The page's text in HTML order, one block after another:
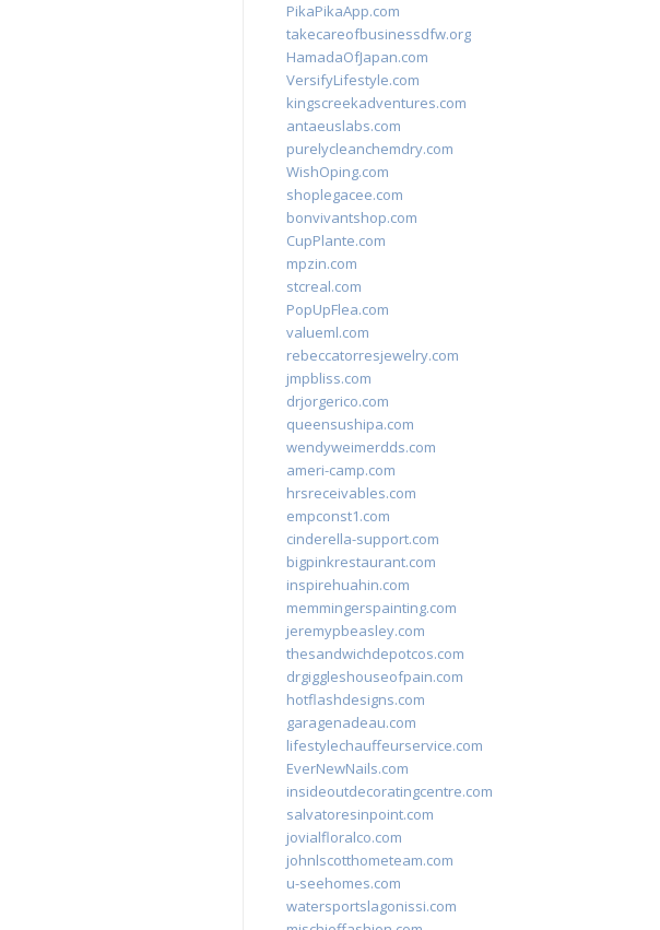
PikaPikaApp.com
takecareofbusinessdfw.org
HamadaOfJapan.com
VersifyLifestyle.com
kingscreekadventures.com
antaeuslabs.com
purelycleanchemdry.com
WishOping.com
shoplegacee.com
bonvivantshop.com
CupPlante.com
mpzin.com
stcreal.com
PopUpFlea.com
valueml.com
rebeccatorresjewelry.com
jmpbliss.com
drjorgerico.com
queensushipa.com
wendyweimerdds.com
ameri-camp.com
hrsreceivables.com
empconst1.com
cinderella-support.com
bigpinkrestaurant.com
inspirehuahin.com
memmingerspainting.com
jeremypbeasley.com
thesandwichdepotcos.com
drgiggleshouseofpain.com
hotflashdesigns.com
garagenadeau.com
lifestylechauffeurservice.com
EverNewNails.com
insideoutdecoratingcentre.com
salvatoresinpoint.com
jovialfloralco.com
johnlscotthometeam.com
u-seehomes.com
watersportslagonissi.com